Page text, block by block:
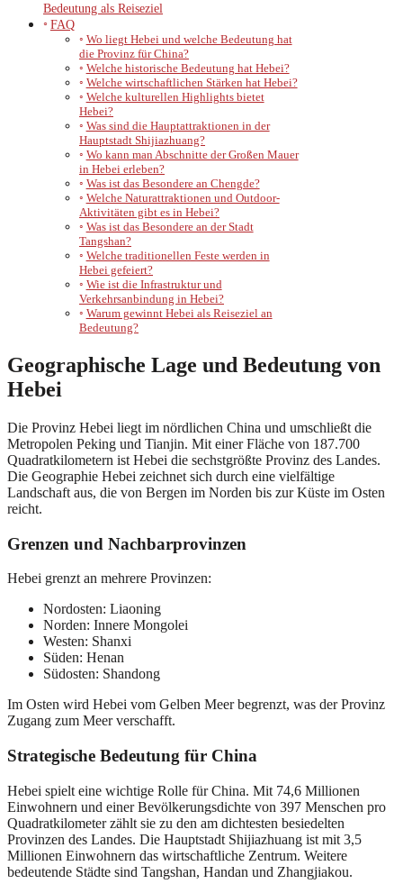
Bedeutung als Reiseziel
FAQ
Wo liegt Hebei und welche Bedeutung hat
die Provinz für China?
Welche historische Bedeutung hat Hebei?
Welche wirtschaftlichen Stärken hat Hebei?
Welche kulturellen Highlights bietet
Hebei?
Was sind die Hauptattraktionen in der
Hauptstadt Shijiazhuang?
Wo kann man Abschnitte der Großen Mauer
in Hebei erleben?
Was ist das Besondere an Chengde?
Welche Naturattraktionen und Outdoor-
Aktivitäten gibt es in Hebei?
Was ist das Besondere an der Stadt
Tangshan?
Welche traditionellen Feste werden in
Hebei gefeiert?
Wie ist die Infrastruktur und
Verkehrsanbindung in Hebei?
Warum gewinnt Hebei als Reiseziel an
Bedeutung?
Geographische Lage und Bedeutung von
Hebei
Die Provinz Hebei liegt im nördlichen China und umschließt die
Metropolen Peking und Tianjin. Mit einer Fläche von 187.700
Quadratkilometern ist Hebei die sechstgrößte Provinz des Landes.
Die Geographie Hebei zeichnet sich durch eine vielfältige
Landschaft aus, die von Bergen im Norden bis zur Küste im Osten
reicht.
Grenzen und Nachbarprovinzen
Hebei grenzt an mehrere Provinzen:
Nordosten: Liaoning
Norden: Innere Mongolei
Westen: Shanxi
Süden: Henan
Südosten: Shandong
Im Osten wird Hebei vom Gelben Meer begrenzt, was der Provinz
Zugang zum Meer verschafft.
Strategische Bedeutung für China
Hebei spielt eine wichtige Rolle für China. Mit 74,6 Millionen
Einwohnern und einer Bevölkerungsdichte von 397 Menschen pro
Quadratkilometer zählt sie zu den am dichtesten besiedelten
Provinzen des Landes. Die Hauptstadt Shijiazhuang ist mit 3,5
Millionen Einwohnern das wirtschaftliche Zentrum. Weitere
bedeutende Städte sind Tangshan, Handan und Zhangjiakou.